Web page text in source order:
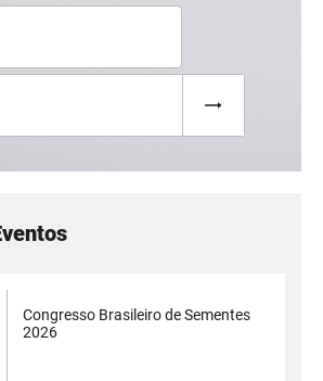
Congresso Brasileiro de Sementes
2026